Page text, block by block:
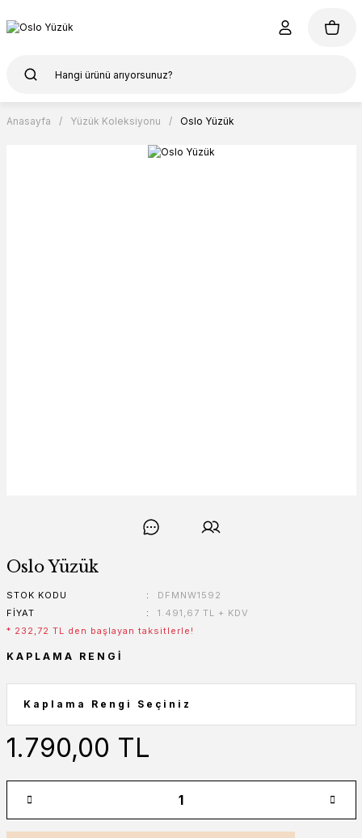
Anasayfa Yüzük Koleksiyonu Oslo Yüzük
Oslo Yüzük
STOK KODU
DFMNW1592
FIYAT
1.491,67 TL + KDV
* 232,72 TL den başlayan taksitlerle!
KAPLAMA RENGI
1.790,00 TL